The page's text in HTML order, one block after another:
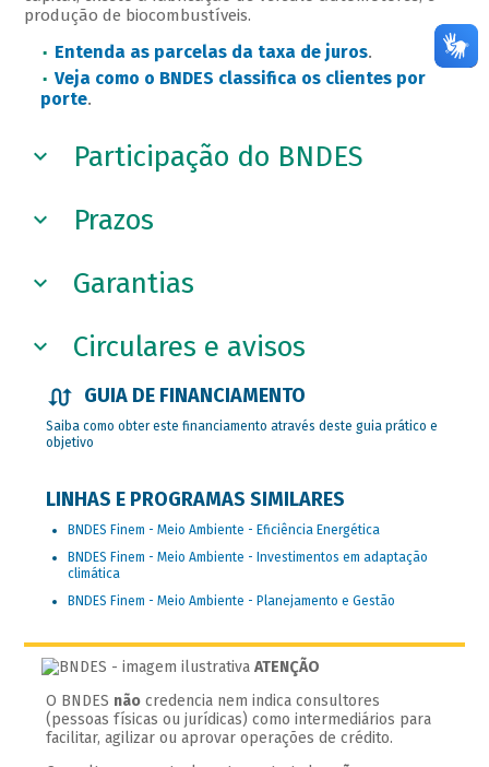
produção de biocombustíveis.
Entenda as parcelas da taxa de juros.
Veja como o BNDES classifica os clientes por
porte.
Participação do BNDES
Prazos
Garantias
Circulares e avisos
GUIA DE FINANCIAMENTO
Saiba como obter este financiamento através deste guia prático e
objetivo
LINHAS E PROGRAMAS SIMILARES
BNDES Finem - Meio Ambiente - Eficiência Energética
BNDES Finem - Meio Ambiente - Investimentos em adaptação
climática
BNDES Finem - Meio Ambiente - Planejamento e Gestão
ATENÇÃO
O BNDES não credencia nem indica consultores
(pessoas físicas ou jurídicas) como intermediários para
facilitar, agilizar ou aprovar operações de crédito.